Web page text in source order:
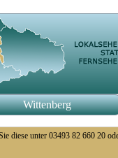
Wittenberg
diese unter 03493 82 660 20